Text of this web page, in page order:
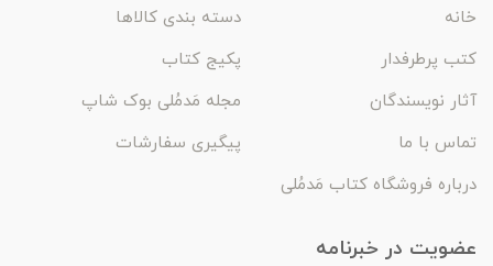
خانه
دسته بندی کالاها
کتب پرطرفدار
پکیج کتاب
آثار نویسندگان
مجله مَدمُلی بوک شاپ
تماس با ما
پیگیری سفارشات
درباره فروشگاه کتاب مَدمُلی
عضویت در خبرنامه